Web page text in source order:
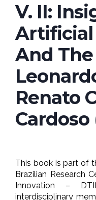
V. II:
And
Renato
Cardoso
This book is part of
Brazilian Research
Innovation –
interdisciplinary